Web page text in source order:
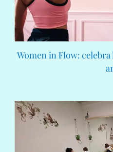
Women in Flow: